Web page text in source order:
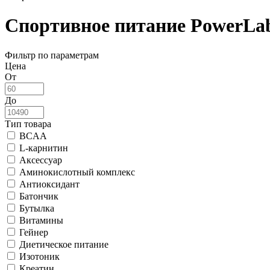
Спортивное питание
Фильтр по параметрам
Цена
От
До
Тип товара
BCAA
L-карнитин
Аксессуар
Аминокислотный комплекс
Антиоксидант
Батончик
Бутылка
Витамины
Гейнер
Диетическое питание
Изотоник